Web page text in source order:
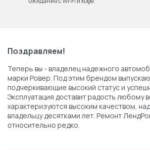
Поздравляем!
Теперь вы - владелец надежного
марки Ровер. Под этим брендом
подчеркивающие высокий статус и
Эксплуатация доставит радость любому
характеризуются высоким качеством,
владельцу десятками лет. Ремонт
относительно редко.